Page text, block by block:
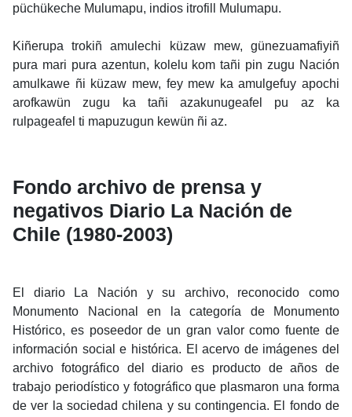
püchükeche Mulumapu, indios itrofill Mulumapu.
Kiñerupa trokiñ amulechi küzaw mew, günezuamafiyiñ
pura mari pura azentun, kolelu kom tañi pin zugu Nación
amulkawe ñi küzaw mew, fey mew ka amulgefuy apochi
arofkawün zugu ka tañi azakunugeafel pu az ka
rulpageafel ti mapuzugun kewün ñi az.
Fondo archivo de prensa y
negativos Diario La Nación de
Chile (1980-2003)
El diario La Nación y su archivo, reconocido como
Monumento Nacional en la categoría de Monumento
Histórico, es poseedor de un gran valor como fuente de
información social e histórica. El acervo de imágenes del
archivo fotográfico del diario es producto de años de
trabajo periodístico y fotográfico que plasmaron una forma
de ver la sociedad chilena y su contingencia. El fondo de